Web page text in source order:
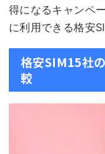
得になるキャンペ
に利用できる格安
格安SIM15社
較